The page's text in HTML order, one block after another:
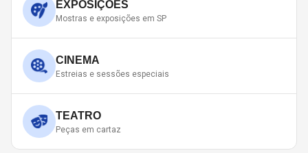
EXPOSIÇÕES
Mostras e exposições em SP
CINEMA
Estreias e sessões especiais
TEATRO
Peças em cartaz